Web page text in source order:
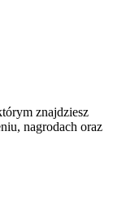
znajdziesz
nagrodach oraz